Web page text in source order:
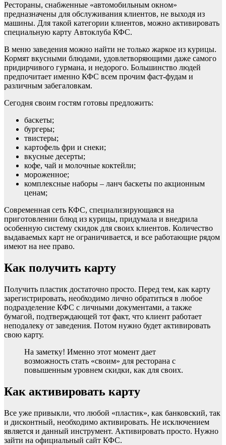
Рестораны, снабженные «автомобильным окном»
предназначены для обслуживания клиентов, не выходя из
машины. Для такой категории клиентов, можно активировать
специальную карту Автоклуба КФС.
В меню заведения можно найти не только жаркое из курицы.
Кормят вкусными блюдами, удовлетворяющими даже самого
придирчивого гурмана, и недорого. Большинство людей
предпочитает именно КФС всем прочим фаст-фудам и
различным забегаловкам.
Сегодня своим гостям готовы предложить:
баскеты;
бургеры;
твистеры;
картофель фри и снеки;
вкусные десерты;
кофе, чай и молочные коктейли;
мороженное;
комплексные наборы – ланч баскеты по акционным
ценам;
Современная сеть КФС, специализирующаяся на
приготовлении блюд из курицы, придумала и внедрила
особенную систему скидок для своих клиентов. Количество
выдаваемых карт не ограничивается, и все работающие рядом
имеют на нее право.
Как получить карту
Получить пластик достаточно просто. Перед тем, как карту
зарегистрировать, необходимо лично обратиться в любое
подразделение КФС с личными документами, а также
бумагой, подтверждающей тот факт, что клиент работает
неподалеку от заведения. Потом нужно будет активировать
свою карту.
На заметку! Именно этот момент дает
возможность стать «своим» для ресторана с
повышенным уровнем скидки, как для своих.
Как активировать карту
Все уже привыкли, что любой «пластик», как банковский, так
и дисконтный, необходимо активировать. Не исключением
является и данный инструмент. Активировать просто. Нужно
зайти на официальный сайт КФС.